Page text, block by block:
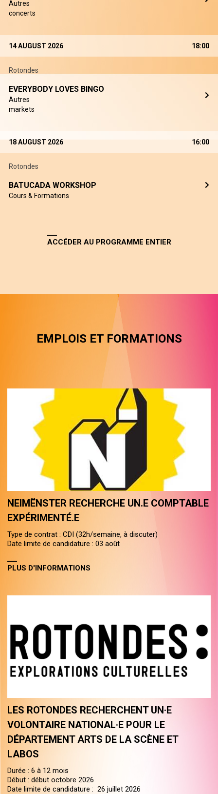
Autres
concerts
14 AUGUST 2026 18:00
Rotondes
EVERYBODY LOVES BINGO
Autres
markets
18 AUGUST 2026 16:00
Rotondes
BATUCADA WORKSHOP
Cours & Formations
ACCÉDER AU PROGRAMME ENTIER
EMPLOIS ET FORMATIONS
NEIMËNSTER RECHERCHE UN.E COMPTABLE
EXPÉRIMENTÉ.E
Type de contrat : CDI (32h/semaine, à discuter)
Date limite de candidature : 03 août
PLUS D'INFORMATIONS
LES ROTONDES RECHERCHENT UN·E
VOLONTAIRE NATIONAL·E POUR LE
DÉPARTEMENT ARTS DE LA SCÈNE ET
LABOS
Durée : 6 à 12 mois
Début : début octobre 2026
Date limite de candidature : 26 juillet 2026